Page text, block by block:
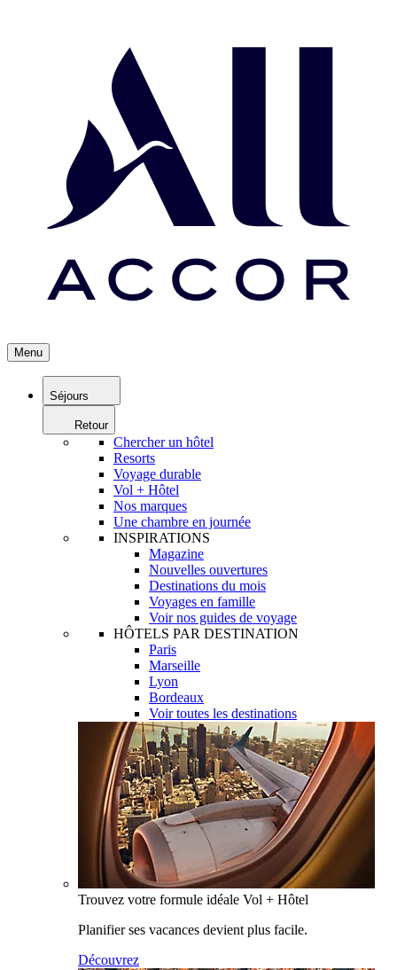
Menu
Séjours
Retour
Chercher un hôtel
Resorts
Voyage durable
Vol + Hôtel
Nos marques
Une chambre en journée
INSPIRATIONS
Magazine
Nouvelles ouvertures
Destinations du mois
Voyages en famille
Voir nos guides de voyage
HÔTELS PAR DESTINATION
Paris
Marseille
Lyon
Bordeaux
Voir toutes les destinations
Trouvez votre formule idéale Vol + Hôtel
Planifier ses vacances devient plus facile.
Découvrez